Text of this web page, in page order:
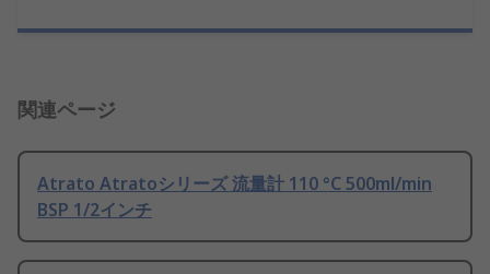
関連ページ
Atrato Atratoシリーズ 流量計 110 °C 500ml/min
BSP 1/2インチ